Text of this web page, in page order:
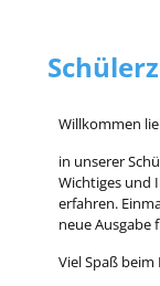
Willkommen
in unserer
Wichtiges und
erfahren.
neue Ausgabe
Viel Spaß